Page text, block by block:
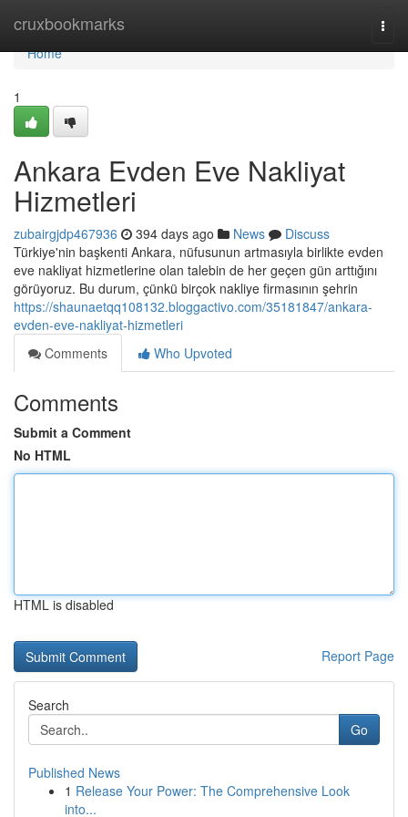
cruxbookmarks
Home
Home
1
Ankara Evden Eve Nakliyat
Hizmetleri
zubairgjdp467936 394 days ago News
Discuss
Türkiye'nin başkenti Ankara, nüfusunun artmasıyla birlikte evden
eve nakliyat hizmetlerine olan talebin de her geçen gün arttığını
görüyoruz. Bu durum, çünkü birçok nakliye firmasının şehrin
https://shaunaetqq108132.bloggactivo.com/35181847/ankara-
evden-eve-nakliyat-hizmetleri
Comments
Who Upvoted
Comments
Submit a Comment
No HTML
HTML is disabled
Report Page
Search
Go
Published News
1 Release Your Power: The Comprehensive Look
into...